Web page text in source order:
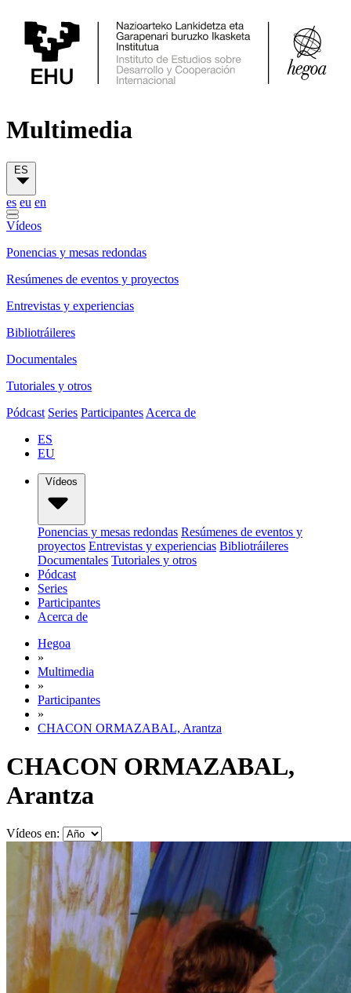
Multimedia
ES
es eu en
Vídeos
Ponencias y mesas redondas
Resúmenes de eventos y proyectos
Entrevistas y experiencias
Bibliotráileres
Documentales
Tutoriales y otros
Pódcast Series Participantes Acerca de
ES
EU
Vídeos
Ponencias y mesas redondas Resúmenes de eventos y
proyectos Entrevistas y experiencias Bibliotráileres
Documentales Tutoriales y otros
Pódcast
Series
Participantes
Acerca de
Hegoa
»
Multimedia
»
Participantes
»
CHACON ORMAZABAL, Arantza
CHACON ORMAZABAL,
Arantza
Vídeos en: